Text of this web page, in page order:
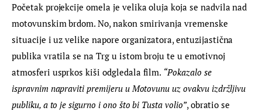
Početak projekcije omela je velika oluja koja se nadvila nad
motovunskim brdom. No, nakon smirivanja vremenske
situacije i uz velike napore organizatora, entuzijastična
publika vratila se na Trg u istom broju te u emotivnoj
atmosferi usprkos kiši odgledala film. “Pokazalo se
ispravnim napraviti premijeru u Motovunu uz ovakvu izdržljivu
publiku, a to je sigurno i ono što bi Tusta volio”, obratio se